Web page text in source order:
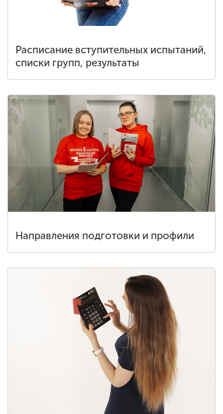
Расписание вступительных испытаний,
списки групп, результаты
Направления подготовки и профили